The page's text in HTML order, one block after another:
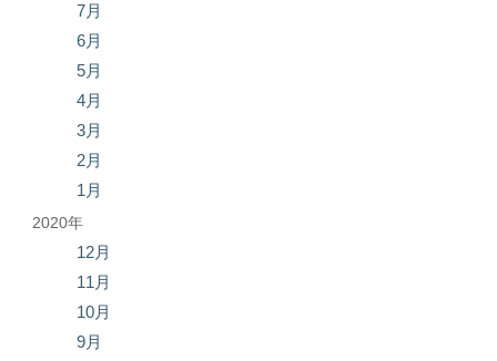
7月
6月
5月
4月
3月
2月
1月
2020年
12月
11月
10月
9月